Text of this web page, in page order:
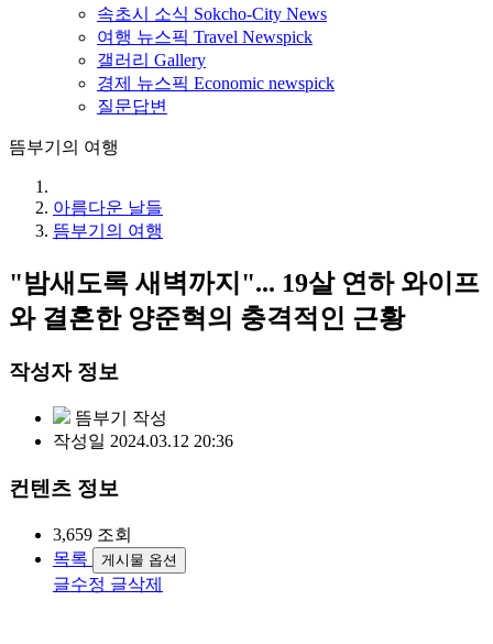
속초시 소식 Sokcho-City News
여행 뉴스픽 Travel Newspick
갤러리 Gallery
경제 뉴스픽 Economic newspick
질문답변
뜸부기의 여행
아름다운 날들
뜸부기의 여행
"밤새도록 새벽까지"... 19살 연하 와이프
와 결혼한 양준혁의 충격적인 근황
작성자 정보
뜸부기
작성
작성일 2024.03.12 20:36
컨텐츠 정보
3,659 조회
목록
게시물 옵션
글수정 글삭제